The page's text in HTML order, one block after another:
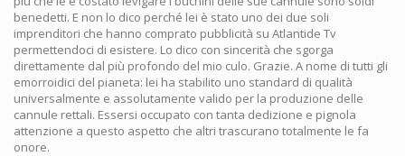
benedetti. E non lo dico perché lei è stato uno dei due soli
imprenditori che hanno comprato pubblicità su Atlantide Tv
permettendoci di esistere. Lo dico con sincerità che sgorga
direttamente dal più profondo del mio culo. Grazie. A nome di tutti gli
emorroidici del pianeta: lei ha stabilito uno standard di qualità
universalmente e assolutamente valido per la produzione delle
cannule rettali. Essersi occupato con tanta dedizione e pignola
attenzione a questo aspetto che altri trascurano totalmente le fa
onore.